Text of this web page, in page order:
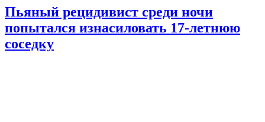
Пьяный рецидивист среди ночи
попытался изнасиловать 17-летнюю
соседку